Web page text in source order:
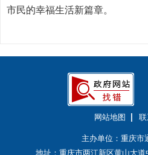
市民的幸福生活新篇章。
网站地图
主办单位：重庆市
地址：重庆市两江新区黄山大